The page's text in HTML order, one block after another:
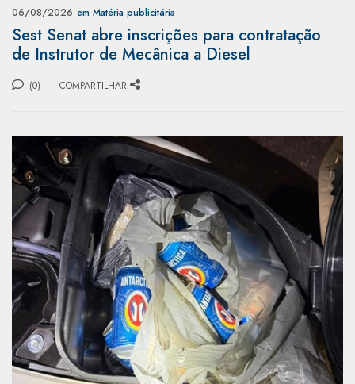
06/08/2026 em Matéria publicitária
Sest Senat abre inscrições para contratação
de Instrutor de Mecânica a Diesel
(0) COMPARTILHAR